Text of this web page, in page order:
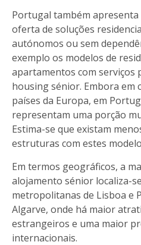
Portugal também apresenta
oferta de soluções
autónomos ou sem
exemplo os modelos de
apartamentos com serviços
housing sénior. Embora em
países da Europa, em
representam uma porção
Estima-se que existam
estruturas com estes
Em termos geográficos, a
alojamento sénior localiza-
metropolitanas de Lisboa e
Algarve, onde há maior
estrangeiros e uma maior
internacionais.